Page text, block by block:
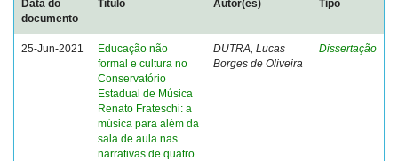
Data do
documento
Título Autor(es) Tipo
25-Jun-2021
Educação não
formal e cultura no
Conservatório
Estadual de Música
Renato Frateschi: a
música para além da
sala de aula nas
narrativas de quatro
DUTRA, Lucas
Borges de Oliveira
Dissertação